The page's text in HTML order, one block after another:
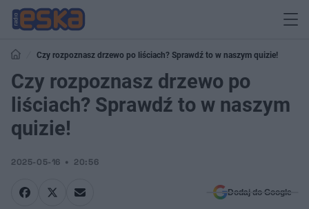
Czy rozpoznasz drzewo po liściach? Sprawdź to w naszym quizie!
Czy rozpoznasz drzewo po
liściach? Sprawdź to w naszym
quizie!
2025-05-16 20:56
Dodaj do Google